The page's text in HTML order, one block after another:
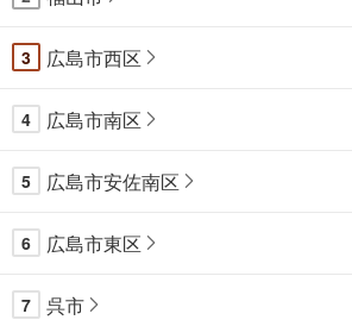
3 広島市西区
4 広島市南区
5 広島市安佐南区
6 広島市東区
7 呉市